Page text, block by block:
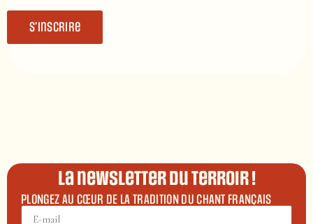
S’inscrire
La newsletter du terroir !
PLONGEZ AU CŒUR DE LA TRADITION DU CHANT FRANÇAIS